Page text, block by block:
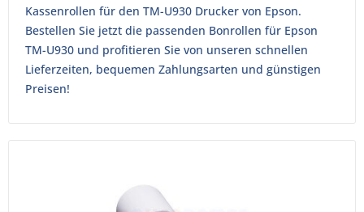
Kassenrollen für den TM-U930 Drucker von Epson.
Bestellen Sie jetzt die passenden Bonrollen für Epson
TM-U930 und profitieren Sie von unseren schnellen
Lieferzeiten, bequemen Zahlungsarten und günstigen
Preisen!